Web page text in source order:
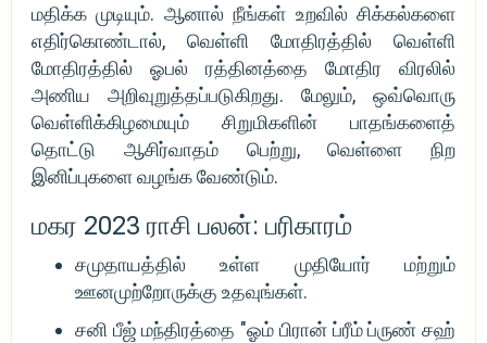
மதிக்க முடியும். ஆனால் நீங்கள் உறவில் சிக்கல்களை
எதிர்கொண்டால், வெள்ளி மோதிரத்தில் வெள்ளி
மோதிரத்தில் ஓபல் ரத்தினத்தை மோதிர விரலில்
அணிய அறிவுறுத்தப்படுகிறது. மேலும், ஒவ்வொரு
வெள்ளிக்கிழமையும் சிறுமிகளின் பாதங்களைத்
தொட்டு ஆசிர்வாதம் பெற்று, வெள்ளை நிற
இனிப்புகளை வழங்க வேண்டும்.
மகர 2023 ராசி பலன்: பரிகாரம்
சமுதாயத்தில் உள்ள முதியோர் மற்றும்
ஊனமுற்றோருக்கு உதவுங்கள்.
சனி பீஜ் மந்திரத்தை "ஓம் பிரான் ப்ரீம் ப்ருண் சஹ்